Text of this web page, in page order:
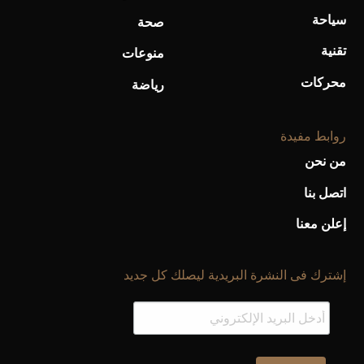
سياحة
تقنية
محركات
صحة
منوعات
رياضة
روابط مفيدة
من نحن
اتصل بنا
إعلن معنا
إشترك فى النشرة البريدية ليصلك كل جديد